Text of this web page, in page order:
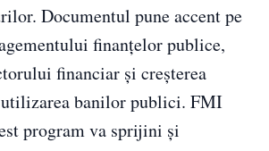
Documentul pune accent pe
finanțelor publice,
financiar și creșterea
banilor publici. FMI
program va sprijini și